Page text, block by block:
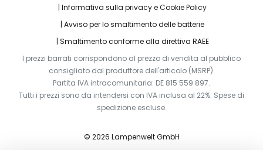
Informativa sulla privacy e Cookie Policy
Avviso per lo smaltimento delle batterie
Smaltimento conforme alla direttiva RAEE
I prezzi barrati corrispondono al prezzo di vendita al pubblico
consigliato dal produttore dell'articolo (MSRP).
Partita IVA intracomunitaria: DE 815 559 897.
Tutti i prezzi sono da intendersi con IVA inclusa al 22%. Spese di
spedizione escluse.
© 2026 Lampenwelt GmbH